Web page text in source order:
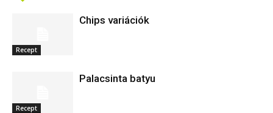
Recept
Chips variációk
Recept
Palacsinta batyu